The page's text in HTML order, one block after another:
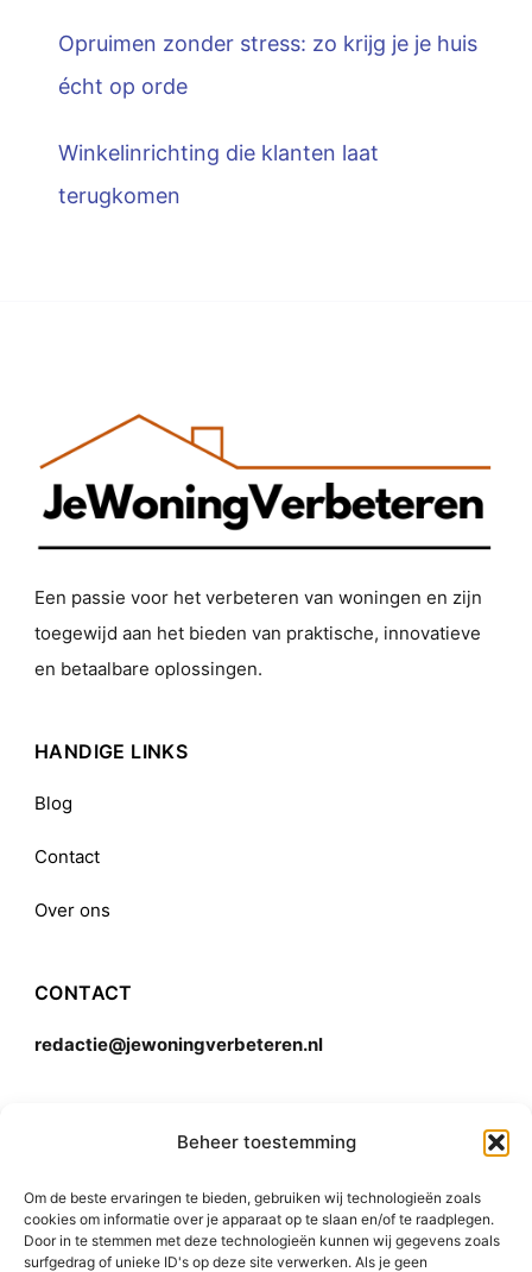
Beheer toestemming
Om de beste ervaringen te bieden, gebruiken wij technologieën zoals
cookies om informatie over je apparaat op te slaan en/of te raadplegen.
Door in te stemmen met deze technologieën kunnen wij gegevens zoals
surfgedrag of unieke ID's op deze site verwerken. Als je geen
Opruimen zonder stress: zo krijg je je huis
écht op orde
Winkelinrichting die klanten laat
terugkomen
Een passie voor het verbeteren van woningen en zijn
toegewijd aan het bieden van praktische, innovatieve
en betaalbare oplossingen.
HANDIGE LINKS
Blog
Contact
Over ons
CONTACT
redactie@jewoningverbeteren.nl
Disclaimer